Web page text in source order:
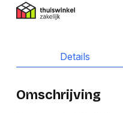
Details
Omschrijving